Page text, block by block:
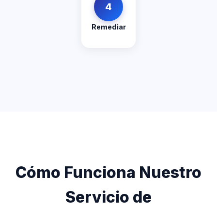
4
Remediar
Cómo Funciona Nuestro
Servicio de